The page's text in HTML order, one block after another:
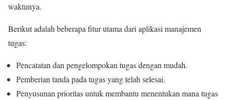
waktunya.
Berikut adalah beberapa fitur utama dari aplikasi manajemen
tugas:
Pencatatan dan pengelompokan tugas dengan mudah.
Pemberian tanda pada tugas yang telah selesai.
Penyusunan prioritas untuk membantu menentukan mana tugas